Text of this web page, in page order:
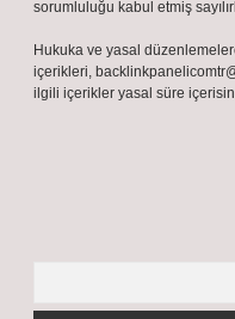
sorumluluğu kabul etmiş
Hukuka ve yasal
içerikleri,
ilgili içerikler yasal süre